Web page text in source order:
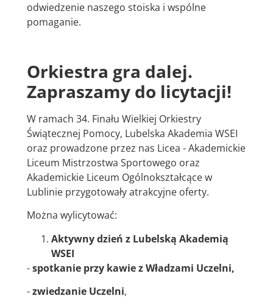
odwiedzenie naszego stoiska i wspólne
pomaganie.
Orkiestra gra dalej.
Zapraszamy do licytacji!
W ramach 34. Finału Wielkiej Orkiestry
Świątecznej Pomocy, Lubelska Akademia WSEI
oraz prowadzone przez nas Licea - Akademickie
Liceum Mistrzostwa Sportowego oraz
Akademickie Liceum Ogólnokształcące w
Lublinie przygotowały atrakcyjne oferty.
Można wylicytować:
Aktywny dzień z Lubelską Akademią
WSEI
-spotkanie przy kawie z Władzami Uczelni,
-zwiedzanie Uczelni,